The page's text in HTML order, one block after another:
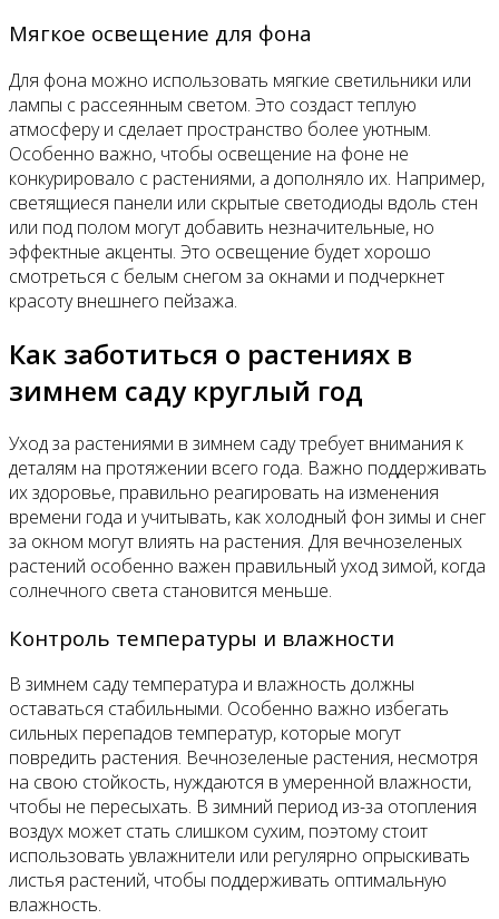
Мягкое освещение для фона
Для фона можно использовать мягкие светильники или
лампы с рассеянным светом. Это создаст теплую
атмосферу и сделает пространство более уютным.
Особенно важно, чтобы освещение на фоне не
конкурировало с растениями, а дополняло их. Например,
светящиеся панели или скрытые светодиоды вдоль стен
или под полом могут добавить незначительные, но
эффектные акценты. Это освещение будет хорошо
смотреться с белым снегом за окнами и подчеркнет
красоту внешнего пейзажа.
Как заботиться о растениях в
зимнем саду круглый год
Уход за растениями в зимнем саду требует внимания к
деталям на протяжении всего года. Важно поддерживать
их здоровье, правильно реагировать на изменения
времени года и учитывать, как холодный фон зимы и снег
за окном могут влиять на растения. Для вечнозеленых
растений особенно важен правильный уход зимой, когда
солнечного света становится меньше.
Контроль температуры и влажности
В зимнем саду температура и влажность должны
оставаться стабильными. Особенно важно избегать
сильных перепадов температур, которые могут
повредить растения. Вечнозеленые растения, несмотря
на свою стойкость, нуждаются в умеренной влажности,
чтобы не пересыхать. В зимний период из-за отопления
воздух может стать слишком сухим, поэтому стоит
использовать увлажнители или регулярно опрыскивать
листья растений, чтобы поддерживать оптимальную
влажность.